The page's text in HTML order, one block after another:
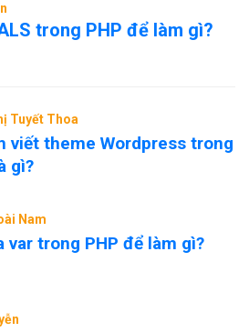
trong PHP để làm gì?
Tuyết Thoa
viết theme Wordpress trong
gì?
Nam
var trong PHP để làm gì?